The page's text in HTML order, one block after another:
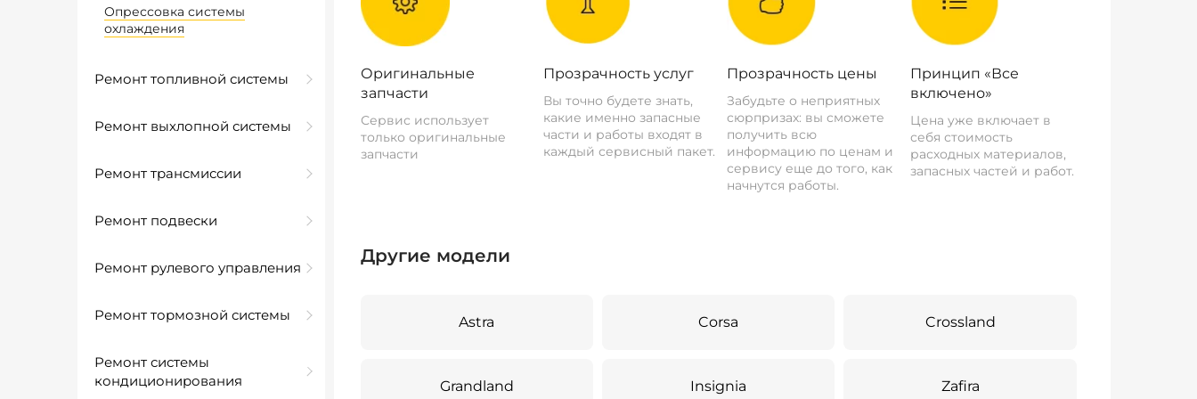
Опрессовка системы
охлаждения
Ремонт топливной системы
Ремонт выхлопной системы
Ремонт трансмиссии
Ремонт подвески
Ремонт рулевого управления
Ремонт тормозной системы
Ремонт системы
кондиционирования
Оригинальные
запчасти
Сервис использует
только оригинальные
запчасти
Прозрачность услуг
Вы точно будете знать,
какие именно запасные
части и работы входят в
каждый сервисный пакет.
Прозрачность цены
Забудьте о неприятных
сюрпризах: вы сможете
получить всю
информацию по ценам и
сервису еще до того, как
начнутся работы.
Принцип «Все
включено»
Цена уже включает в
себя стоимость
расходных материалов,
запасных частей и работ.
Другие модели
Astra Corsa Crossland
Grandland Insignia Zafira